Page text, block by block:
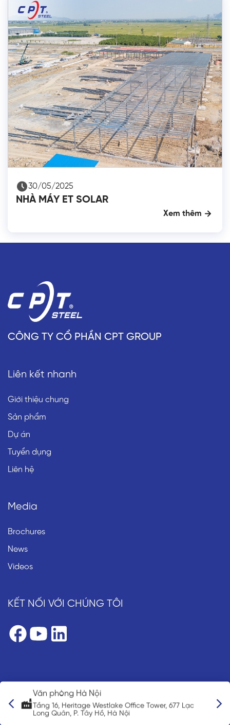
30/05/2025
NHÀ MÁY ET SOLAR
Xem thêm
CÔNG TY CỔ PHẦN CPT GROUP
Liên kết nhanh
Giới thiệu chung
Sản phẩm
Dự án
Tuyển dụng
Liên hệ
Media
Brochures
News
Videos
KẾT NỐI VỚI CHÚNG TÔI
Văn phòng Hà Nội
Tầng 16, Heritage Westlake Office Tower, 677 Lạc
Long Quân, P. Tây Hồ, Hà Nội
3-3-5